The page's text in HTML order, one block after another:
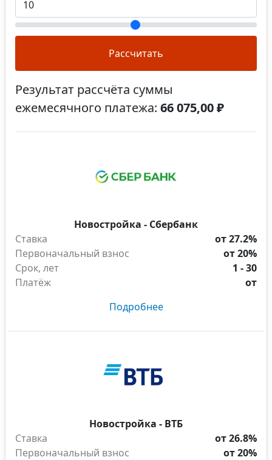
Рассчитать
Результат рассчёта суммы
ежемесячного платежа: 66 075,00 ₽
Новостройка - Сбербанк
Ставка
от 27.2%
Первоначальный взнос
от 20%
Срок, лет
1 - 30
Платёж
от
Подробнее
Новостройка - ВТБ
Ставка
от 26.8%
Первоначальный взнос
от 20%